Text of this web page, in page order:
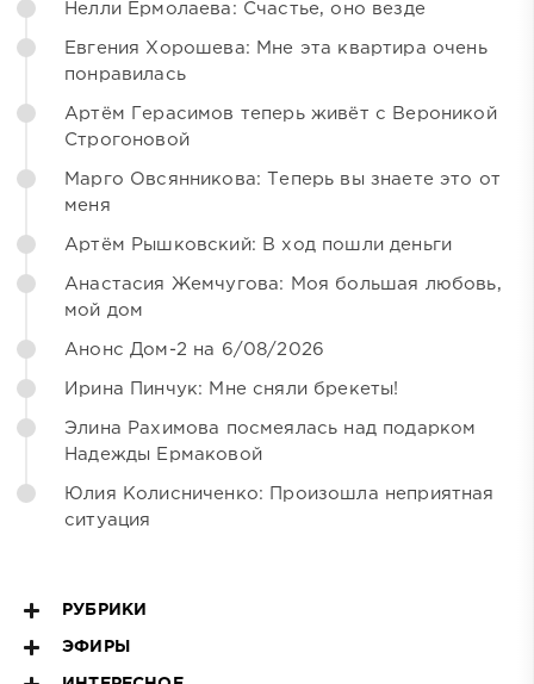
Нелли Ермолаева: Счастье, оно везде
Евгения Хорошева: Мне эта квартира очень
понравилась
Артём Герасимов теперь живёт с Вероникой
Строгоновой
Марго Овсянникова: Теперь вы знаете это от
меня
Артём Рышковский: В ход пошли деньги
Анастасия Жемчугова: Моя большая любовь,
мой дом
Анонс Дом-2 на 6/08/2026
Ирина Пинчук: Мне сняли брекеты!
Элина Рахимова посмеялась над подарком
Надежды Ермаковой
Юлия Колисниченко: Произошла неприятная
ситуация
РУБРИКИ
ЭФИРЫ